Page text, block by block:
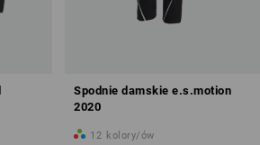
Spodnie damskie e.s.motion
2020
12 kolory/ów